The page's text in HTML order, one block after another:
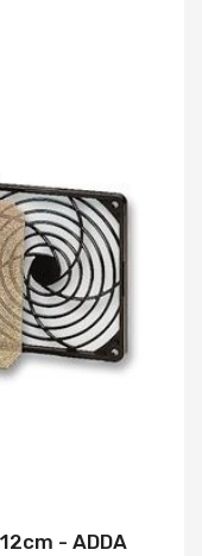
- ADDA